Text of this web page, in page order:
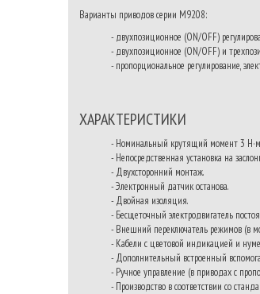
Варианты приводов серии М9208:
- двухпозиционное (ON/OFF)
- двухпозиционное (ON/OFF) и
- пропорциональное регулирование,
ХАРАКТЕРИСТИКИ
- Номинальный крутящий момент 3
- Непосредственная установка на
- Двухсторонний монтаж.
- Электронный датчик останова.
- Двойная изоляция.
- Бесщеточный электродвигатель
- Внешний переключатель режимов (в
- Кабели с цветовой индикацией и
- Дополнительный встроенный
- Ручное управление (в приводах с
- Производство в соответствии со